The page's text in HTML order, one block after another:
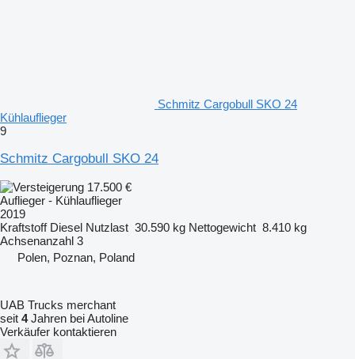
Schmitz Cargobull SKO 24
Kühlauflieger
9
Schmitz Cargobull SKO 24
17.500 €
Auflieger - Kühlauflieger
2019
Kraftstoff Diesel Nutzlast 30.590 kg Nettogewicht 8.410 kg
Achsenanzahl 3
Polen, Poznan, Poland
UAB Trucks merchant
seit 4Jahren bei Autoline
Verkäufer kontaktieren